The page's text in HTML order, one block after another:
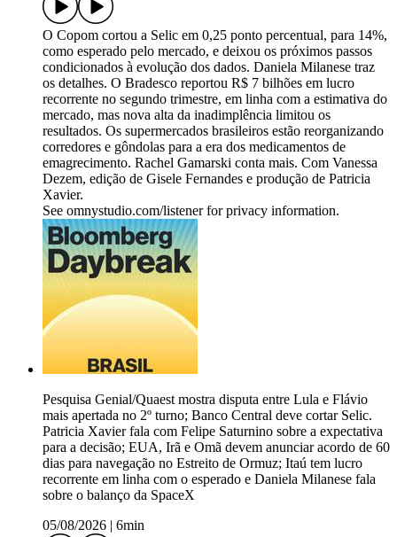
O Copom cortou a Selic em 0,25 ponto percentual, para 14%,
como esperado pelo mercado, e deixou os próximos passos
condicionados à evolução dos dados. Daniela Milanese traz
os detalhes. O Bradesco reportou R$ 7 bilhões em lucro
recorrente no segundo trimestre, em linha com a estimativa do
mercado, mas nova alta da inadimplência limitou os
resultados. Os supermercados brasileiros estão reorganizando
corredores e gôndolas para a era dos medicamentos de
emagrecimento. Rachel Gamarski conta mais. Com Vanessa
Dezem, edição de Gisele Fernandes e produção de Patricia
Xavier.
See omnystudio.com/listener for privacy information.
Pesquisa Genial/Quaest mostra disputa entre Lula e Flávio
mais apertada no 2º turno; Banco Central deve cortar Selic.
Patricia Xavier fala com Felipe Saturnino sobre a expectativa
para a decisão; EUA, Irã e Omã devem anunciar acordo de 60
dias para navegação no Estreito de Ormuz; Itaú tem lucro
recorrente em linha com o esperado e Daniela Milanese fala
sobre o balanço da SpaceX
05/08/2026
6min